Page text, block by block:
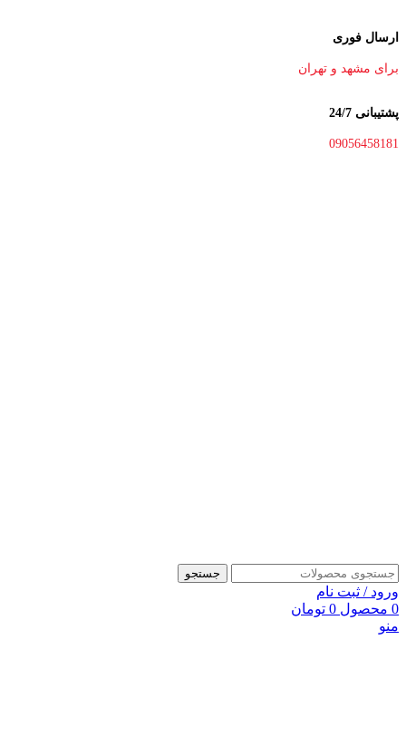
ارسال فوری
برای مشهد و تهران
پشتیبانی 24/7
09056458181
جستجو
ورود / ثبت نام
0 محصول 0 تومان
منو